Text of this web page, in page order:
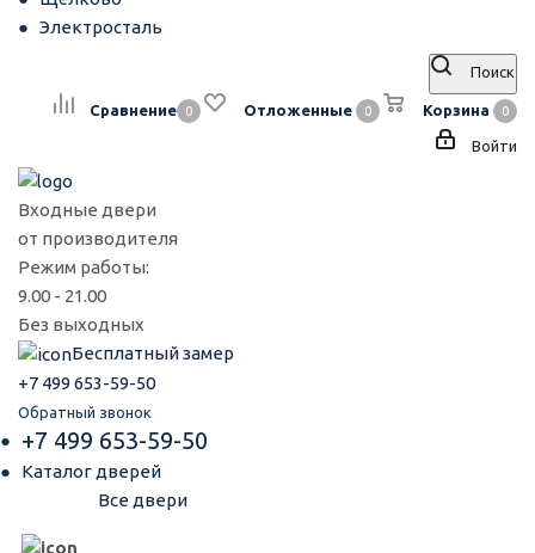
Электросталь
Поиск
Сравнение 0 Отложенные 0 Корзина 0
Войти
Входные двери
от производителя
Режим работы:
9.00 - 21.00
Без выходных
Бесплатный замер
+7 499 653-59-50
Обратный звонок
+7 499 653-59-50
Каталог дверей
Все двери